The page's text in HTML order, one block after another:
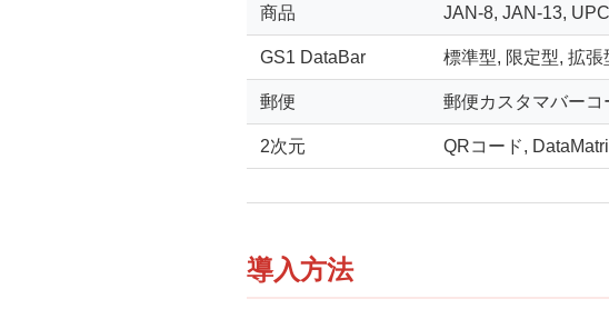
商品 JAN-8, JAN-13,
GS1 DataBar 標準型, 限定型, 拡張
郵便 郵便カスタマバーコ
2次元 QRコード,
導入方法